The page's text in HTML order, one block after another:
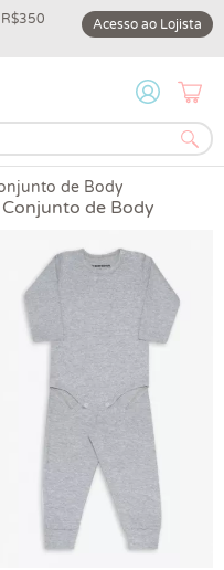
10% off na
DEDEKA10
Acesso ao Lojista
de Body
de Body